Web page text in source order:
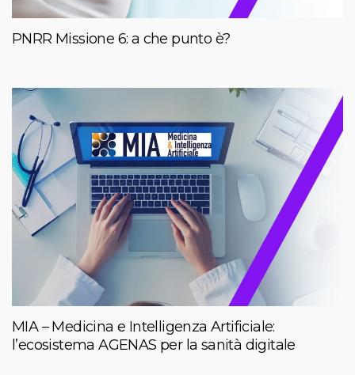
PNRR Missione 6: a che punto è?
MIA – Medicina e Intelligenza Artificiale:
l’ecosistema AGENAS per la sanità digitale